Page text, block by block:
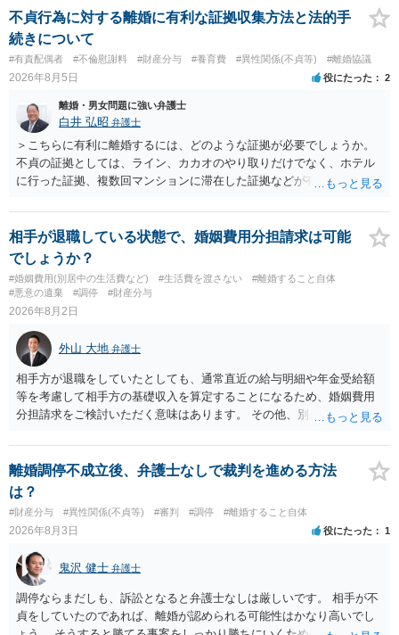
償金の支払いが必要になります。
不貞行為に対する離婚に有利な証拠収集方法と法的手
続きについて
#有責配偶者 #不倫慰謝料 #財産分与 #養育費 #異性関係(不貞等) #離婚協議
2026年8月5日 役にたった 2
離婚・男女問題に強い弁護士
白井 弘昭 弁護士
＞こちらに有利に離婚するには、どのような証拠が必要でしょうか。
不貞の証拠としては、ライン、カカオのやり取りだけでなく、ホテル
に行った証拠、複数回マンションに滞在した証拠などが有効です。 不
婚する、慰謝料をとるなど）ことができると思われます。 ただし、不
貞発覚後、長期間同居を続けると、不貞を許したとの評価につながる
場合がありますので、ご注意ください。 以上、ご参考まで。
相手が退職している状態で、婚姻費用分担請求は可能
でしょうか？
#婚姻費用(別居中の生活費など) #生活費を渡さない
#離婚すること自体
#悪意の遺棄
#調停 #財産分与
2026年8月2日
外山 大地 弁護士
相手方が退職をしていたとしても、通常直近の給与明細や年金受給額
等を考慮して相手方の基礎収入を算定することになるため、婚姻費用
分担請求をご検討いただく意味はあります。 その他、別居の経緯、質
て、ご検討いただくのが良いかと思います。
離婚調停不成立後、弁護士なしで裁判を進める方法
は？
#財産分与 #異性関係(不貞等) #審判 #調停 #離婚すること自体
2026年8月3日 役にたった 1
鬼沢 健士 弁護士
調停ならまだしも、訴訟となると弁護士なしは厳しいです。 相手が不
貞をしていたのであれば、離婚が認められる可能性はかなり高いでし